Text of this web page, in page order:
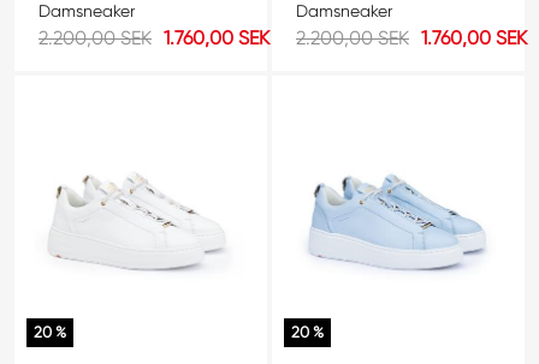
Damsneaker
2.200,00 SEK 1.760,00 SEK
Damsneaker
2.200,00 SEK 1.760,00 SEK
20 % 20 %